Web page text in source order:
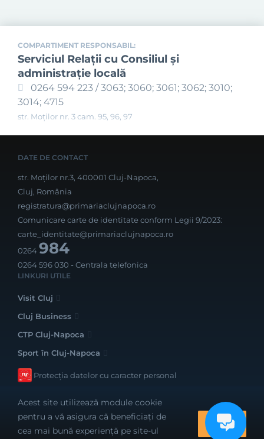
COMPARTIMENT RESPONSABIL:
Serviciul Relaţii cu Consiliul şi
administraţie locală
0264 594 223 / 3063; 3060; 3061; 3062; 3010;
3014; 4715
str. Moților nr. 3 cam. 95, 96, 97
DATE DE CONTACT
str. Moților nr.3, 400001 Cluj-Napoca,
Cluj, România
registratura@primariaclujnapoca.ro
Comunicare carte de identitate conform Legii 9/2023:
carte_identitate@primariaclujnapoca.ro
0264984
0264 596 030 - Centrala telefonica
LINKURI UTILE
Visit Cluj
Cluj Business
CTP Cluj-Napoca
Sport în Cluj-Napoca
Protecția datelor cu caracter personal
Realizat cu bune intenții de către
Acest site utilizează module cookie
pentru a vă asigura că beneficiați de
cea mai bună experiență pe site-ul
OK